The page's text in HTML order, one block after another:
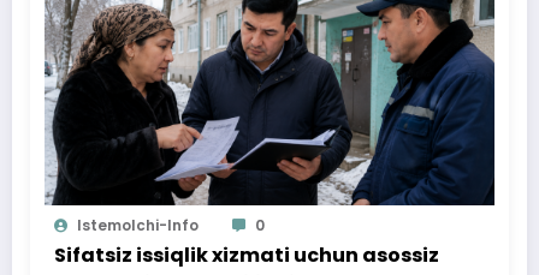
Istemolchi-Info 0
Sifatsiz issiqlik xizmati uchun asossiz